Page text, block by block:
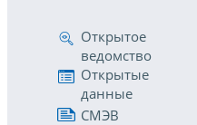
Открытое
ведомство
Открытые
данные
СМЭВ